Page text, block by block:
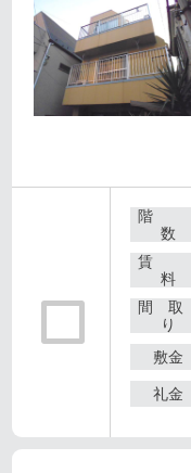
階
数
賃
料
間 取
り
敷金
礼金